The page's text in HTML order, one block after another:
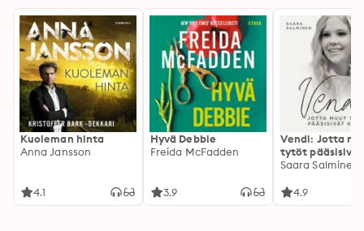
Kuoleman hinta
Anna Jansson
4.1
Hyvä Debbie
Freida McFadden
3.9
Vendi: Jotta
tytöt pääsisivät
kotiin
Saara Salminen
4.9